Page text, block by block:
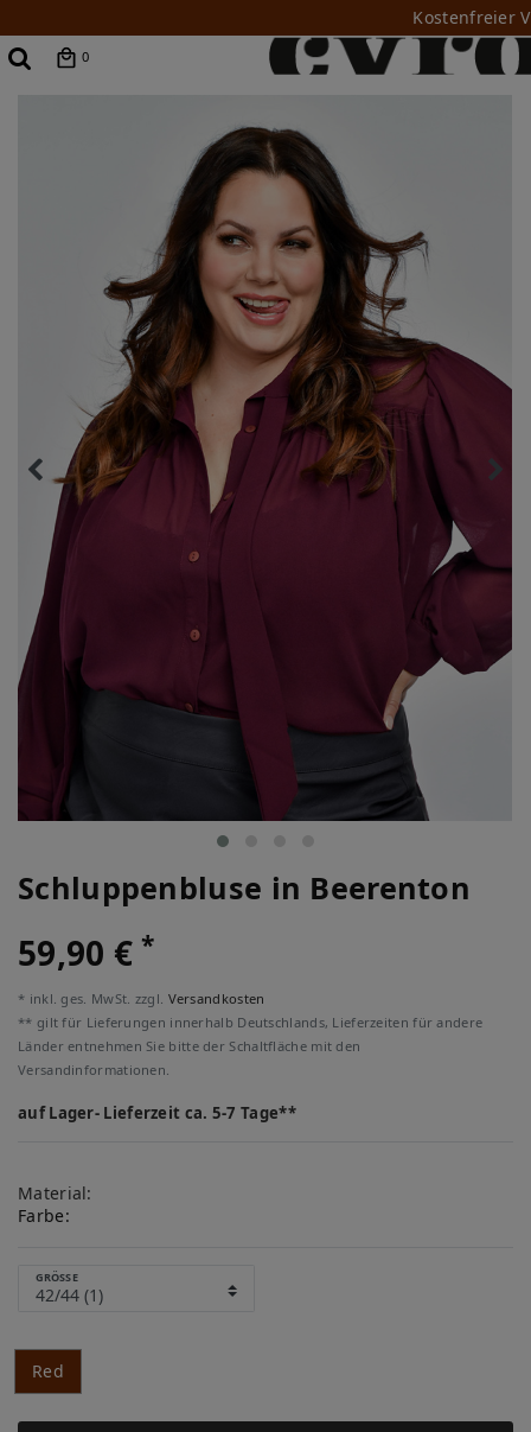
Kostenfreier
0
Schluppenbluse in Beerenton
59,90 €*
* inkl. ges. MwSt. zzgl. Versandkosten
** gilt für Lieferungen innerhalb Deutschlands, Lieferzeiten für andere
Länder entnehmen Sie bitte der Schaltfläche mit den
Versandinformationen.
auf Lager- Lieferzeit ca. 5-7 Tage**
Material:
Farbe:
GRÖSSE
Red